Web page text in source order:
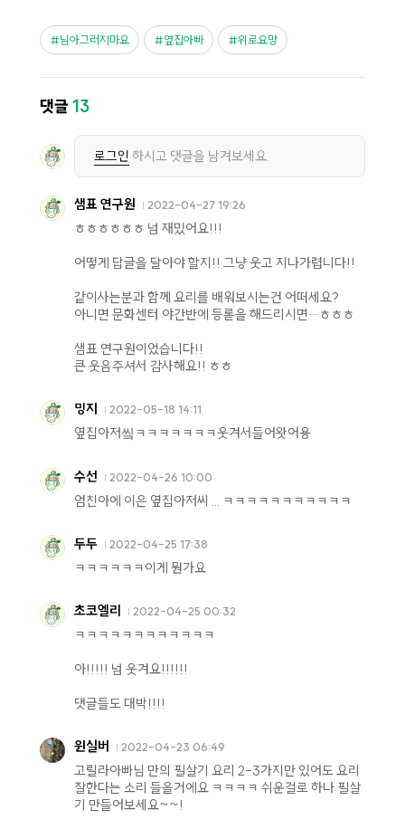
님아그러지마요 옆집아빠 위로요망
댓글13
로그인 하시고 댓글을 남겨보세요.
샘표 연구원 2022-04-27 19:26
ㅎㅎㅎㅎㅎㅎ 넘 재밌어요!!!
어떻게 답글을 달아야 할지!! 그냥 웃고 지나가렵니다!!
같이사는분과 함께 요리를 배워보시는건 어떠세요?
아니면 문화센터 야간반에 등롣을 해드리시면…ㅎㅎㅎ
샘표 연구원이었습니다!!
큰 웃음주셔서 감사해요!! ㅎㅎ
밍지 2022-05-18 14:11
옆집아저앀ㅋㅋㅋㅋㅋㅋㅋ웃겨서들어왓어용
수선 2022-04-26 10:00
엄친아에 이은 옆집아저씨 ... ㅋㅋㅋㅋㅋㅋㅋㅋㅋㅋㅋ
두두 2022-04-25 17:38
ㅋㅋㅋㅋㅋㅋ이게 뭔가요
초코엘리 2022-04-25 00:32
ㅋㅋㅋㅋㅋㅋㅋㅋㅋㅋㅋㅋ
아!!!!! 넘 웃겨요!!!!!!
댓글들도 대박!!!!
윈실버 2022-04-23 06:49
고릴라아빠님 만의 필살기 요리 2-3가지만 있어도 요리
잘한다는 소리 들을거에요 ㅋㅋㅋㅋ 쉬운걸로 하나 필살
기 만들어보세요~~!